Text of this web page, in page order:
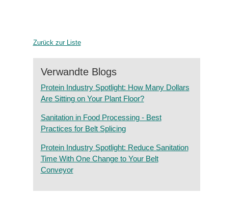
Zurück zur Liste
Verwandte Blogs
Protein Industry Spotlight: How Many Dollars
Are Sitting on Your Plant Floor?
Sanitation in Food Processing - Best
Practices for Belt Splicing
Protein Industry Spotlight: Reduce Sanitation
Time With One Change to Your Belt
Conveyor